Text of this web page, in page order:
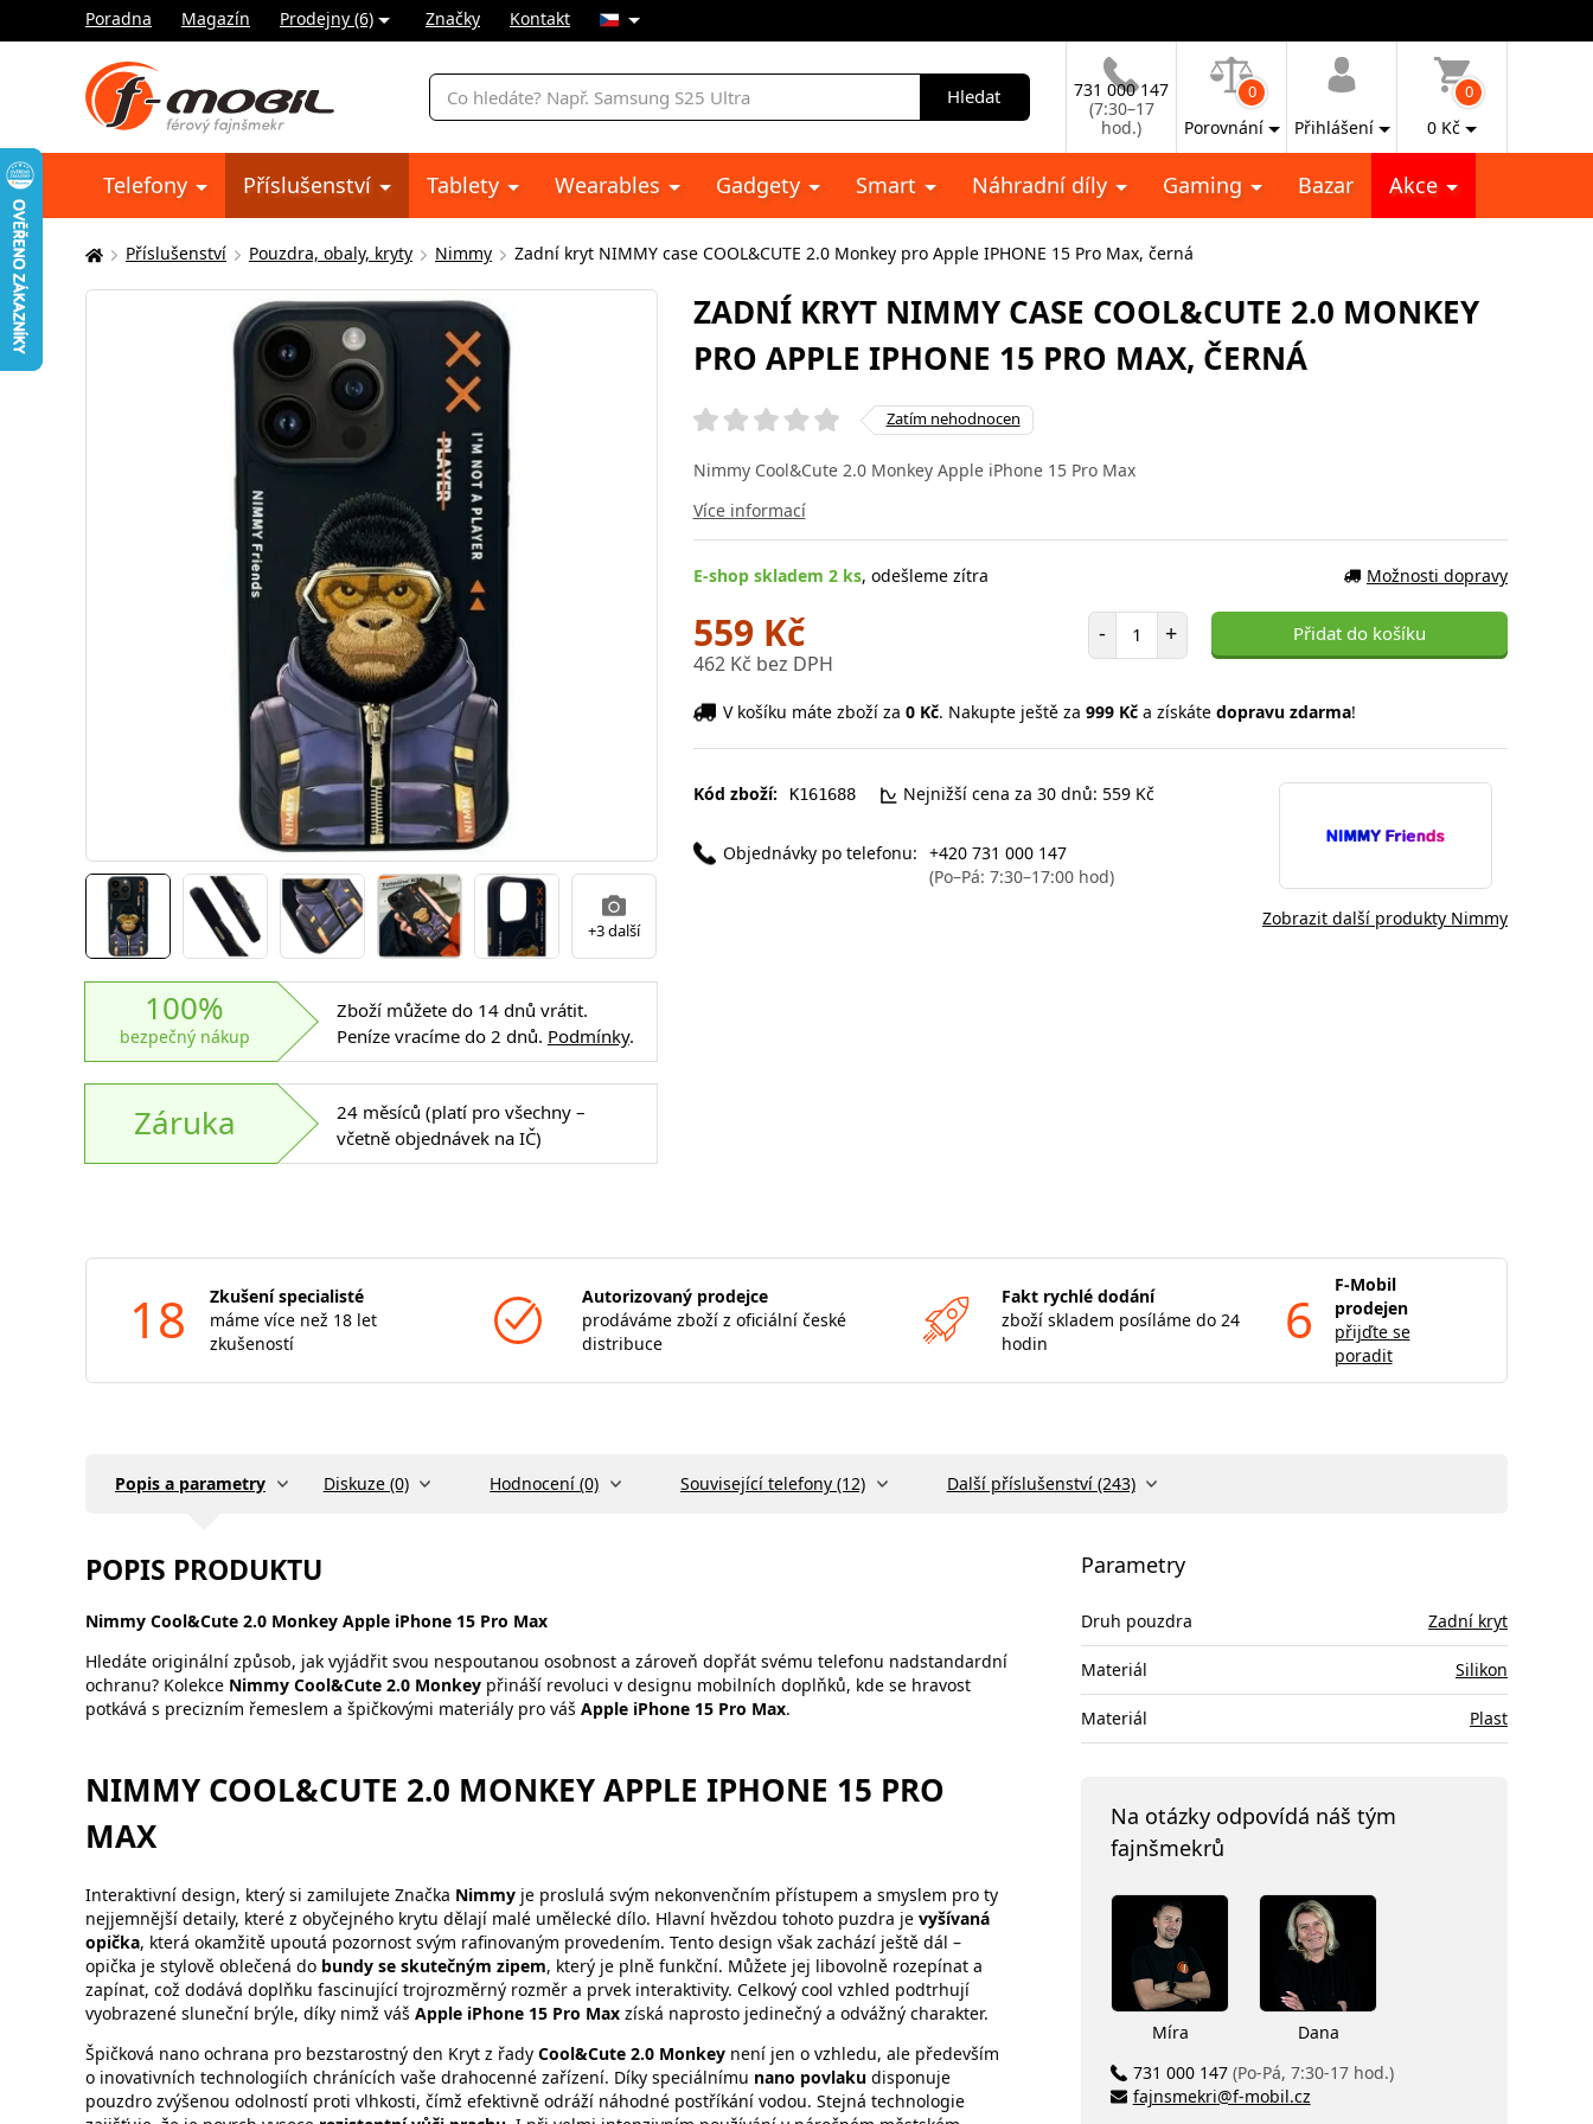
Poradna Magazín Prodejny (6) Značky Kontakt
Vyhledávání
Hledat
731 000 147
(7:30–17
hod.)
0
Porovnání Přihlášení
0
0 Kč
Telefony Příslušenství Tablety Wearables Gadgety Smart Náhradní díly Gaming Bazar Akce
Zde
se
Příslušenství Pouzdra, obaly, kryty Nimmy Zadní kryt NIMMY case COOL&CUTE 2.0 Monkey pro Apple IPHONE 15 Pro Max, černá
+3 další
100%
bezpečný nákup
Zboží můžete do 14 dnů vrátit.
Peníze vracíme do 2 dnů. Podmínky.
Záruka
24 měsíců (platí pro všechny –
včetně objednávek na IČ)
ZADNÍ KRYT NIMMY CASE COOL&CUTE 2.0 MONKEY
PRO APPLE IPHONE 15 PRO MAX, ČERNÁ
Zatím nehodnocen
Nimmy Cool&Cute 2.0 Monkey Apple iPhone 15 Pro Max
Více informací
E-shop skladem 2 ks, odešleme zítra Možnosti dopravy
559 Kč
462 Kč bez DPH
- Počet položek
+ Přidat do košíku
V košíku máte zboží za 0 Kč. Nakupte ještě za 999 Kča získáte dopravu zdarma!
Kód zboží: K161688 Nejnižší cena za 30 dnů: 559 Kč
Objednávky po telefonu: +420 731 000 147
(Po–Pá: 7:30–17:00 hod)
Zobrazit další produkty Nimmy
18
Zkušení specialisté
máme více než 18 let
zkušeností
Autorizovaný prodejce
prodáváme zboží z oficiální české
distribuce
Fakt rychlé dodání
zboží skladem posíláme do 24
hodin
6
F-Mobil
prodejen
přijďte se
poradit
Popis a parametry Diskuze (0) Hodnocení (0) Související telefony (12) Další příslušenství (243)
POPIS PRODUKTU
Nimmy Cool&Cute 2.0 Monkey Apple iPhone 15 Pro Max
Hledáte originální způsob, jak vyjádřit svou nespoutanou osobnost a zároveň dopřát svému telefonu nadstandardní
ochranu? Kolekce Nimmy Cool&Cute 2.0 Monkey přináší revoluci v designu mobilních doplňků, kde se hravost
potkává s precizním řemeslem a špičkovými materiály pro váš Apple iPhone 15 Pro Max.
NIMMY COOL&CUTE 2.0 MONKEY APPLE IPHONE 15 PRO
MAX
Interaktivní design, který si zamilujete Značka Nimmy je proslulá svým nekonvenčním přístupem a smyslem pro ty
nejjemnější detaily, které z obyčejného krytu dělají malé umělecké dílo. Hlavní hvězdou tohoto puzdra je vyšívaná
opička, která okamžitě upoutá pozornost svým rafinovaným provedením. Tento design však zachází ještě dál –
opička je stylově oblečená do bundy se skutečným zipem, který je plně funkční. Můžete jej libovolně rozepínat a
zapínat, což dodává doplňku fascinující trojrozměrný rozměr a prvek interaktivity. Celkový cool vzhled podtrhují
vyobrazené sluneční brýle, díky nimž váš Apple iPhone 15 Pro Max získá naprosto jedinečný a odvážný charakter.
Špičková nano ochrana pro bezstarostný den Kryt z řady Cool&Cute 2.0 Monkey není jen o vzhledu, ale především
o inovativních technologiích chránících vaše drahocenné zařízení. Díky speciálnímu nano povlaku disponuje
pouzdro zvýšenou odolností proti vlhkosti, čímž efektivně odráží náhodné postříkání vodou. Stejná technologie
Parametry
Druh pouzdra Zadní kryt
Materiál Silikon
Materiál Plast
Na otázky odpovídá náš tým
fajnšmekrů
Míra
Dana
731 000 147 (Po-Pá, 7:30-17 hod.)
fajnsmekri@f-mobil.cz